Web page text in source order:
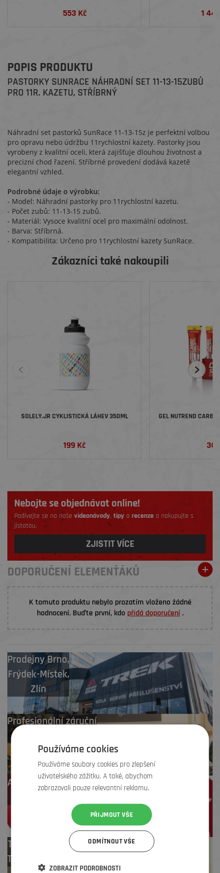
553 Kč 1
POPIS PRODUKTU
PASTORKY SUNRACE NÁHRADNÍ SET 11-13-15ZUBŮ
PRO 11R. KAZETU, STŘÍBRNÝ
Náhradní set pastorků SunRace 11-13-15z je perfektní volbou
pro opravu nebo údržbu 11rychlostní kazety. Pastorky jsou
vyrobeny z kvalitní oceli, která zajišťuje dlouhou životnost a
precizní chod řazení. Stříbrné provedení dodává kazetě
elegantní vzhled.
Podrobné údaje o výrobku:
- Model: Náhradní pastorky pro 11rychlostní kazetu.
- Počet zubů: 11-13-15 zubů.
- Materiál: Vysoce kvalitní ocel pro maximální odolnost.
- Barva: Stříbrná.
- Kompatibilita: Určeno pro 11rychlostní kazety SunRace.
Zákazníci také nakoupili
SOLELY.JR CYKLISTICKÁ LÁHEV 350ML
199 Kč
GEL NUTREND
36
Nebojte se objednávat online!
Podívejte se na naše videonávody,tipy a recenzea nakupujte s
jistotou.
ZJISTIT VÍCE
DOPORUČENÍ ELEMENŤÁKŮ
K tomuto produktu nebylo prozatím vloženo žádné
hodnocení. Buďte první, kdo přidá doporučení.
ProdejnyBrno,
Frýdek-Místek,
Zlín
Profesionální záruční
Až 4 % cashback
Test centrum
TREK zdarma
Používáme cookies
Používáme soubory cookies pro zlepšení
uživatelského zážitku. A také, abychom
zobrazovali pouze relevantní reklamu.
PŘIJMOUT VŠE
ODMÍTNOUT VŠE
ZOBRAZIT PODROBNOSTI